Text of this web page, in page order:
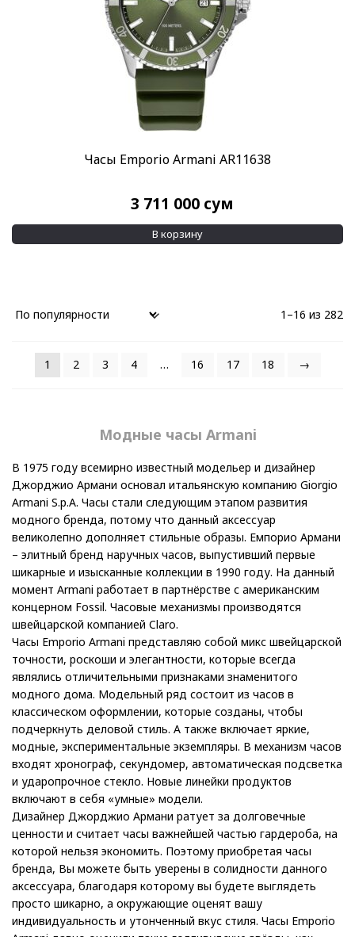
Часы Emporio Armani AR11638
3 711 000 сум
В корзину
1–16 из 282
1 2 3 4 … 16 17 18 →
Модные часы Armani
В 1975 году всемирно известный модельер и дизайнер
Джорджио Армани основал итальянскую компанию Giorgio
Armani S.p.A. Часы стали следующим этапом развития
модного бренда, потому что данный аксессуар
великолепно дополняет стильные образы. Емпорио Армани
– элитный бренд наручных часов, выпустивший первые
шикарные и изысканные коллекции в 1990 году. На данный
момент Armani работает в партнёрстве с американским
концерном Fossil. Часовые механизмы производятся
швейцарской компанией Claro.
Часы Emporio Armani представляю собой микс швейцарской
точности, роскоши и элегантности, которые всегда
являлись отличительными признаками знаменитого
модного дома. Модельный ряд состоит из часов в
классическом оформлении, которые созданы, чтобы
подчеркнуть деловой стиль. А также включает яркие,
модные, экспериментальные экземпляры. В механизм часов
входят хронограф, секундомер, автоматическая подсветка
и ударопрочное стекло. Новые линейки продуктов
включают в себя «умные» модели.
Дизайнер Джорджио Армани ратует за долговечные
ценности и считает часы важнейшей частью гардероба, на
которой нельзя экономить. Поэтому приобретая часы
бренда, Вы можете быть уверены в солидности данного
аксессуара, благодаря которому вы будете выглядеть
просто шикарно, а окружающие оценят вашу
индивидуальность и утонченный вкус стиля. Часы Emporio